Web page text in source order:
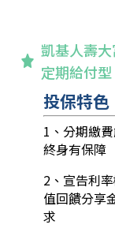
凱基人壽
定期給付型
投保特色
1、分期繳
終身有保障
2、宣告利
值回饋分享
求